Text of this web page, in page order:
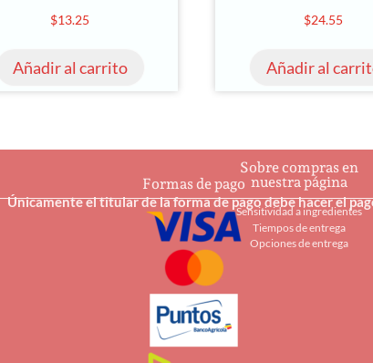
$13.25
Añadir al carrito
$24.55
Añadir al
Sobre compras en
nuestra página
Sensitividad a ingredientes
Tiempos de entrega
Opciones de entrega
Formas de pago
Únicamente el titular de la forma de pago debe hacer el